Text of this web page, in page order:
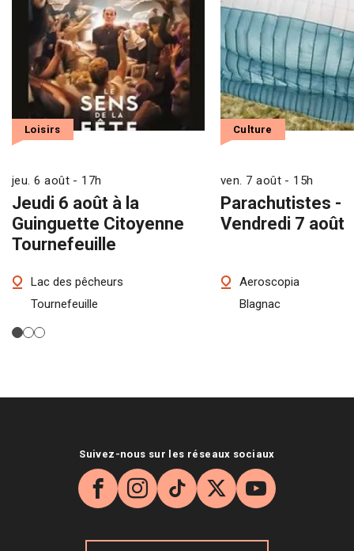
Jeudi 6 août à la
Guinguette Citoyenne
Tournefeuille
Loisirs
jeu. 6 août - 17h
Lac des pêcheurs
Tournefeuille
Parachutistes -
Vendredi 7 août
Culture
ven. 7 août - 15h
Aeroscopia
Blagnac
Suivez-nous sur les réseaux sociaux
Facebook
Instagram
TikTok
X YouTube